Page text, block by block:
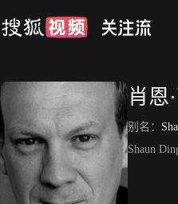
肖恩
别名：
Shaun